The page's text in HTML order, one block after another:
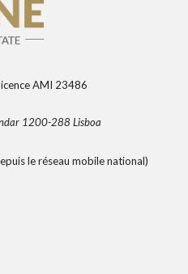
AMI 23486
1200-288 Lisboa
le réseau mobile national)